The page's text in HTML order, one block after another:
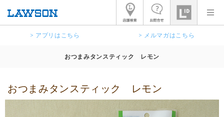
> アプリはこちら > メルマガはこちら
おつまみタンスティック レモン
おつまみタンスティック レモン